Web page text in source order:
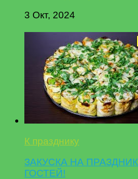
3 Окт, 2024
К празднику
ЗАКУСКА НА
ГОСТЕЙ!